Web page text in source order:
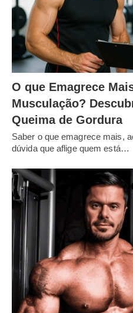
O que Emagrece
Musculação?
Queima de Gordura
Saber o que emagrece mais,
dúvida que aflige quem está…